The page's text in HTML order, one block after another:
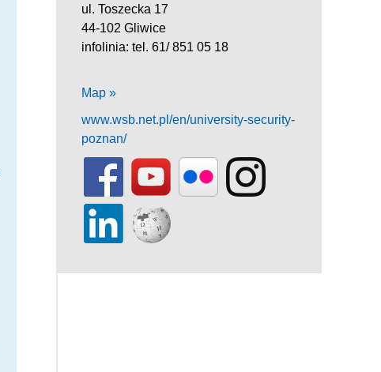
ul. Toszecka 17
44-102 Gliwice
infolinia: tel. 61/ 851 05 18
Map »
www.wsb.net.pl/en/university-security-
poznan/